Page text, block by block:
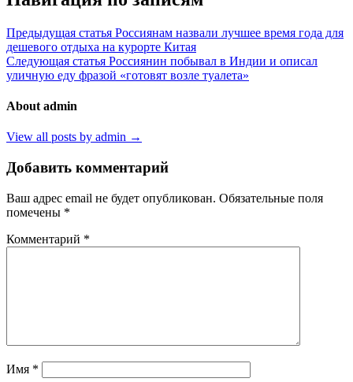
Предыдущая статья Россиянам назвали лучшее время года для
дешевого отдыха на курорте Китая
Следующая статья Россиянин побывал в Индии и описал
уличную еду фразой «готовят возле туалета»
About admin
View all posts by admin →
Добавить комментарий
Ваш адрес email не будет опубликован. Обязательные поля
помечены *
Комментарий *
Имя *